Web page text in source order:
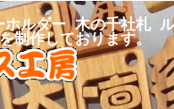
ホルダー 木の千社札
制作しております。